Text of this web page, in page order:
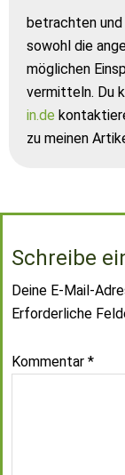
betrachten und
sowohl die
möglichen
vermitteln. Du
in.de
zu meinen
Schreibe
Deine E-Mail-
Erforderliche
Kommentar *